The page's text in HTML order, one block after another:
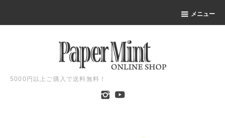
メニュー
5000円以上ご購入で送料無料！